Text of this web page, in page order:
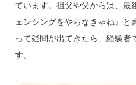
ています。祖父や父からは、最
ェンシングをやらなきゃね』と
って疑問が出てきたら、経験
す。